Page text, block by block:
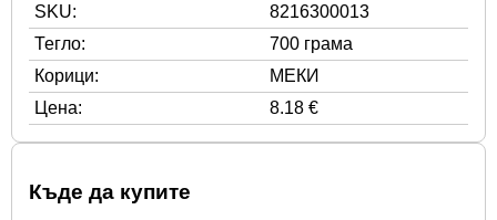
SKU:
8216300013
Тегло:
700 грама
Корици:
МЕКИ
Цена:
8.18 €
Къде да купите